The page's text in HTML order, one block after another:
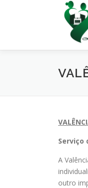
Serviço
A
outro